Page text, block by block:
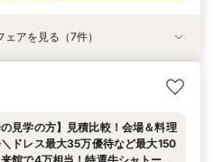
る結婚式】ゲストに感謝を伝える
12:00〜
必見BIGフェア】特選牛シャトー
ールコース試食＆クリスタルチャ
間程度
12:00〜
式のみ・家族婚もOK】結婚準備
◆
12:00〜
見学の方】見積比較！会場＆料理
ドレス最大35万優待など最大150
ルなどコース試食◆じっくり相談
間程度
12:00〜
すすめ会場】豪華試食×チャペル
っくり見積相談｜来館7万ギフト
間程度
12:00〜
】マイナビ限定★最大150万円特
フト｜豪華4万円分フレンチ試食
間程度
12:00〜
マイナビBIG◎アマギフ1万円進呈
フト×最大150万特典】4万円相当
学◆マイナビ限定BIGフェア
間程度
12:00〜
アを見る（7件）
の見学の方】見積比較！会場＆料理
ドレス最大35万優待など最大150